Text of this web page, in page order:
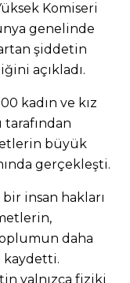
Komiseri
genelinde
şiddetin
açıkladı.
kadın ve kız
büyük
gerçekleşti.
insan hakları
daha
kaydetti.
yalnızca fiziki